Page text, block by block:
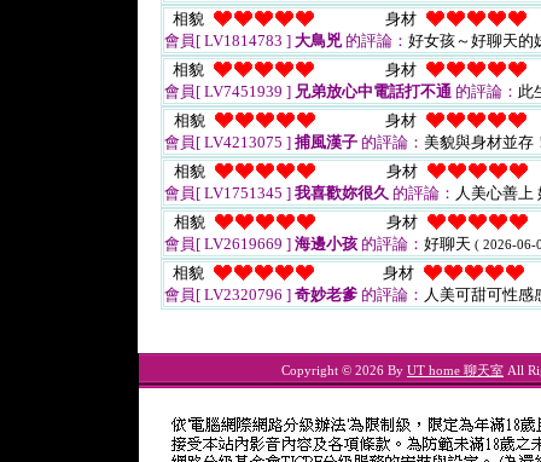
相貌
身材
會員[ LV1814783 ] 大鳥兇的評論： 好女孩～好聊天的
相貌
身材
會員[ LV7451939 ] 兄弟放心中電話打不通 的評論： 此
相貌
身材
會員[ LV4213075 ] 捕風漢子 的評論： 美貌與身材並存
相貌
身材
會員[ LV1751345 ] 我喜歡妳很久 的評論： 人美心善上
相貌
身材
會員[ LV2619669 ] 海邊小孩 的評論： 好聊天 ( 2026-06-
相貌
身材
會員[ LV2320796 ] 奇妙老爹 的評論： 人美可甜可性
Copyright © 2026 By UT home 聊天室 All